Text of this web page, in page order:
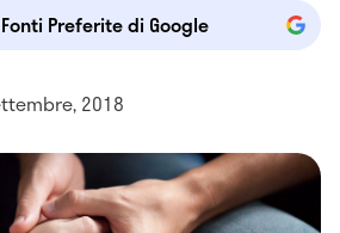
Preferite di Google
2018